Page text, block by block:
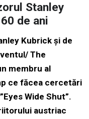
Stanley
de ani
Kubrick şi de
The
membru al
ce făcea cercetări
Wide Shut”.
austriac